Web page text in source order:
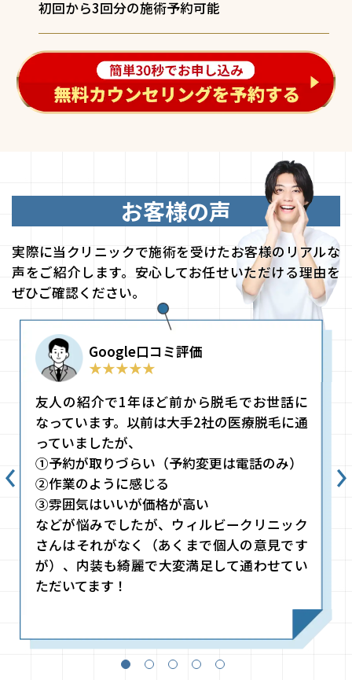
初回から3回分の施術予約可能
お客様の声
実際に当クリニックで施術を受けたお客様のリアルな
声をご紹介します。安心してお任せいただける理由を
ぜひご確認ください。
Google口コミ評価
★★★★★
友人の紹介で1年ほど前から脱毛でお世話に
なっています。以前は大手2社の医療脱毛に通
っていましたが、
①予約が取りづらい（予約変更は電話のみ）
②作業のように感じる
③雰囲気はいいが価格が高い
などが悩みでしたが、ウィルビークリニック
さんはそれがなく（あくまで個人の意見です
が）、内装も綺麗で大変満足して通わせてい
ただいてます！